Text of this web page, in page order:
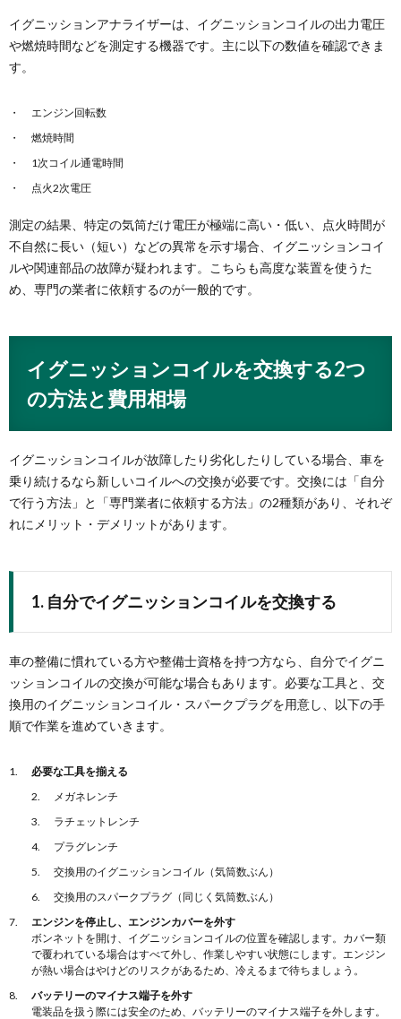
イグニッションアナライザーは、イグニッションコイルの出力電圧
や燃焼時間などを測定する機器です。主に以下の数値を確認できま
す。
エンジン回転数
燃焼時間
1次コイル通電時間
点火2次電圧
測定の結果、特定の気筒だけ電圧が極端に高い・低い、点火時間が
不自然に長い（短い）などの異常を示す場合、イグニッションコイ
ルや関連部品の故障が疑われます。こちらも高度な装置を使うた
め、専門の業者に依頼するのが一般的です。
イグニッションコイルを交換する2つ
の方法と費用相場
イグニッションコイルが故障したり劣化したりしている場合、車を
乗り続けるなら新しいコイルへの交換が必要です。交換には「自分
で行う方法」と「専門業者に依頼する方法」の2種類があり、それぞ
れにメリット・デメリットがあります。
1. 自分でイグニッションコイルを交換する
車の整備に慣れている方や整備士資格を持つ方なら、自分でイグニ
ッションコイルの交換が可能な場合もあります。必要な工具と、交
換用のイグニッションコイル・スパークプラグを用意し、以下の手
順で作業を進めていきます。
必要な工具を揃える
メガネレンチ
ラチェットレンチ
プラグレンチ
交換用のイグニッションコイル（気筒数ぶん）
交換用のスパークプラグ（同じく気筒数ぶん）
エンジンを停止し、エンジンカバーを外す
ボンネットを開け、イグニッションコイルの位置を確認します。カバー類
で覆われている場合はすべて外し、作業しやすい状態にします。エンジン
が熱い場合はやけどのリスクがあるため、冷えるまで待ちましょう。
バッテリーのマイナス端子を外す
電装品を扱う際には安全のため、バッテリーのマイナス端子を外します。